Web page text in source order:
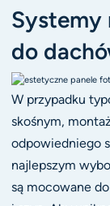
Systemy
do
W przypadku
skośnym,
odpowiedniego
najlepszym
są mocowane